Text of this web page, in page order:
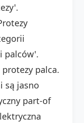
palców'.
palca.
są jasno
part-of